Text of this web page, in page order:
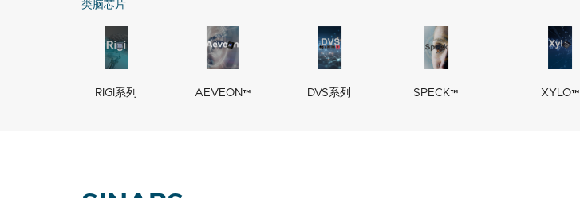
RIGI系列 AEVEON™ DVS系列 SPECK™ XYLO™